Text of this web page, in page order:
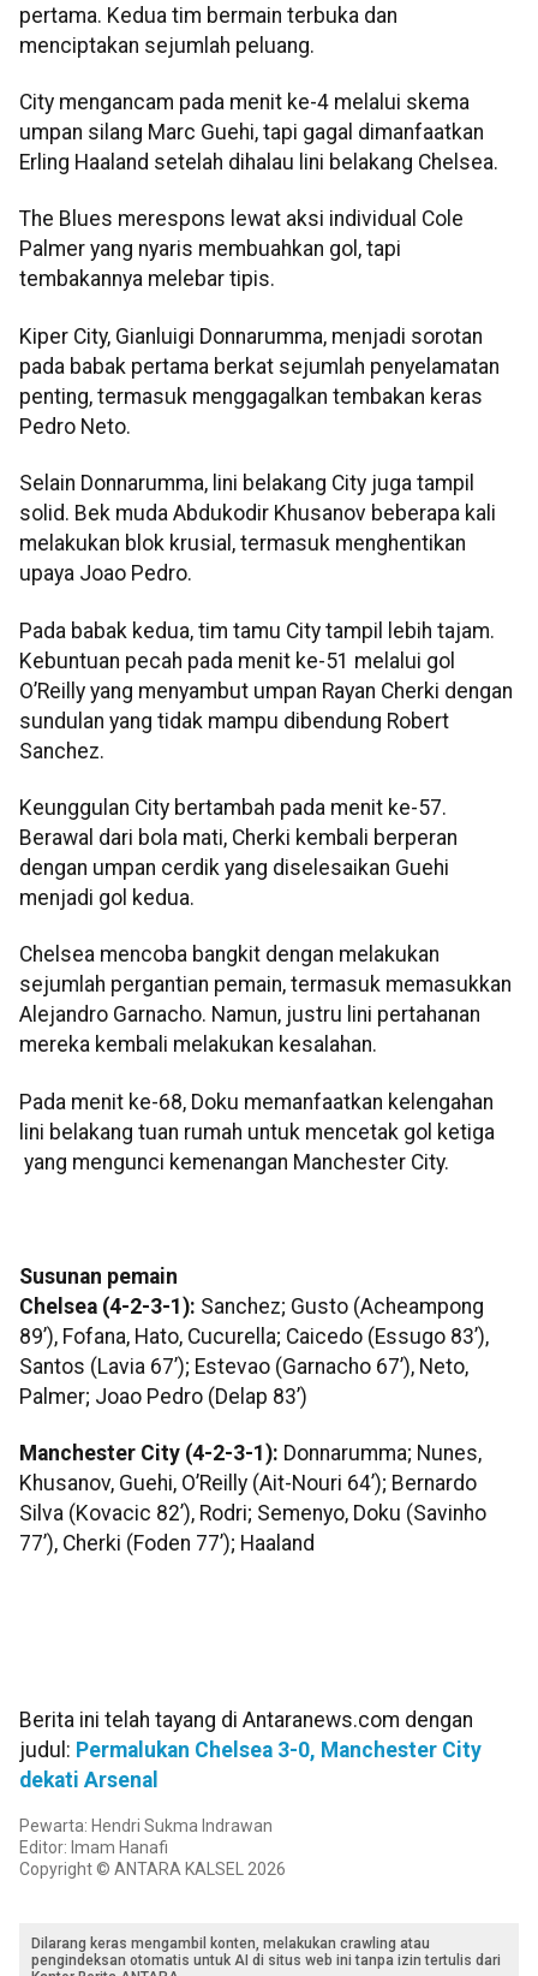
pertama. Kedua tim bermain terbuka dan
menciptakan sejumlah peluang.
City mengancam pada menit ke-4 melalui skema
umpan silang Marc Guehi, tapi gagal dimanfaatkan
Erling Haaland setelah dihalau lini belakang Chelsea.
The Blues merespons lewat aksi individual Cole
Palmer yang nyaris membuahkan gol, tapi
tembakannya melebar tipis.
Kiper City, Gianluigi Donnarumma, menjadi sorotan
pada babak pertama berkat sejumlah penyelamatan
penting, termasuk menggagalkan tembakan keras
Pedro Neto.
Selain Donnarumma, lini belakang City juga tampil
solid. Bek muda Abdukodir Khusanov beberapa kali
melakukan blok krusial, termasuk menghentikan
upaya Joao Pedro.
Pada babak kedua, tim tamu City tampil lebih tajam.
Kebuntuan pecah pada menit ke-51 melalui gol
O’Reilly yang menyambut umpan Rayan Cherki dengan
sundulan yang tidak mampu dibendung Robert
Sanchez.
Keunggulan City bertambah pada menit ke-57.
Berawal dari bola mati, Cherki kembali berperan
dengan umpan cerdik yang diselesaikan Guehi
menjadi gol kedua.
Chelsea mencoba bangkit dengan melakukan
sejumlah pergantian pemain, termasuk memasukkan
Alejandro Garnacho. Namun, justru lini pertahanan
mereka kembali melakukan kesalahan.
Pada menit ke-68, Doku memanfaatkan kelengahan
lini belakang tuan rumah untuk mencetak gol ketiga
yang mengunci kemenangan Manchester City.
Susunan pemain
Chelsea (4-2-3-1): Sanchez; Gusto (Acheampong
89’), Fofana, Hato, Cucurella; Caicedo (Essugo 83’),
Santos (Lavia 67’); Estevao (Garnacho 67’), Neto,
Palmer; Joao Pedro (Delap 83’)
Manchester City (4-2-3-1): Donnarumma; Nunes,
Khusanov, Guehi, O’Reilly (Ait-Nouri 64’); Bernardo
Silva (Kovacic 82’), Rodri; Semenyo, Doku (Savinho
77’), Cherki (Foden 77’); Haaland
Berita ini telah tayang di Antaranews.com dengan
judul: Permalukan Chelsea 3-0, Manchester City
dekati Arsenal
Pewarta: Hendri Sukma Indrawan
Editor: Imam Hanafi
Copyright © ANTARA KALSEL 2026
Dilarang keras mengambil konten, melakukan crawling atau
pengindeksan otomatis untuk AI di situs web ini tanpa izin tertulis dari